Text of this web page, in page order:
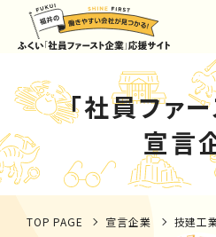
「社員ファ
宣言
TOP PAGE 宣言企業 技建工